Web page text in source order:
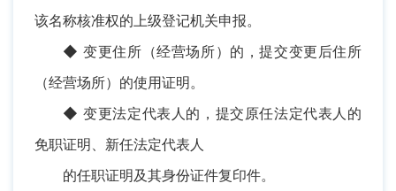
该名称核准权的上级登记机关申报。
◆ 变更住所（经营场所）的，提交变更后住所
（经营场所）的使用证明。
◆ 变更法定代表人的，提交原任法定代表人的
免职证明、新任法定代表人
的任职证明及其身份证件复印件。